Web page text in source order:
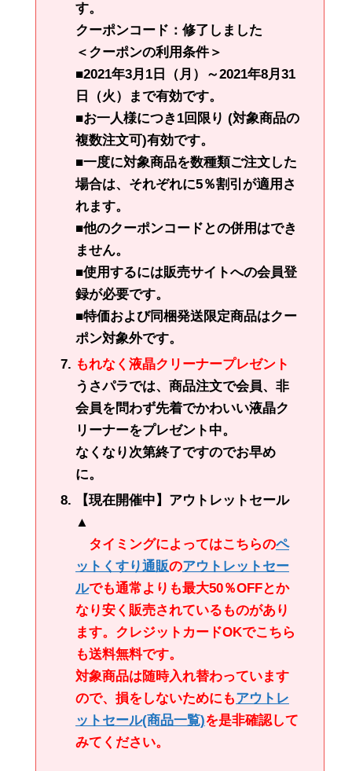
す。
クーポンコード：修了しました
＜クーポンの利用条件＞
■2021年3月1日（月）～2021年8月31
日（火）まで有効です。
■お一人様につき1回限り (対象商品の
複数注文可)有効です。
■一度に対象商品を数種類ご注文した
場合は、それぞれに5％割引が適用さ
れます。
■他のクーポンコードとの併用はでき
ません。
■使用するには販売サイトへの会員登
録が必要です。
■特価および同梱発送限定商品はクー
ポン対象外です。
もれなく液晶クリーナープレゼント
うさパラでは、商品注文で会員、非
会員を問わず先着でかわいい液晶ク
リーナーをプレゼント中。
なくなり次第終了ですのでお早め
に。
【現在開催中】アウトレットセール
▲
タイミングによってはこちらのペ
ットくすり通販のアウトレットセー
ルでも通常よりも最大50％OFFとか
なり安く販売されているものがあり
ます。クレジットカードOKでこちら
も送料無料です。
対象商品は随時入れ替わっています
ので、損をしないためにもアウトレ
ットセール(商品一覧)を是非確認して
みてください。